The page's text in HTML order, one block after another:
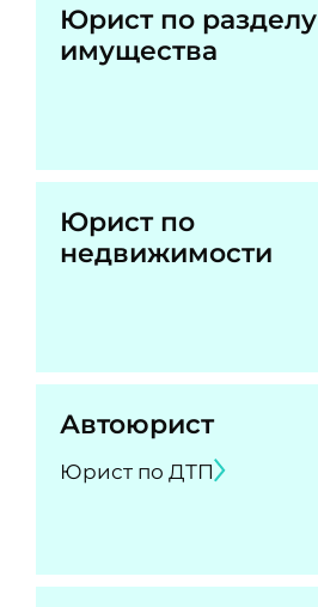
Юрист по разделу
имущества
Юрист по
недвижимости
Автоюрист
Юрист по ДТП